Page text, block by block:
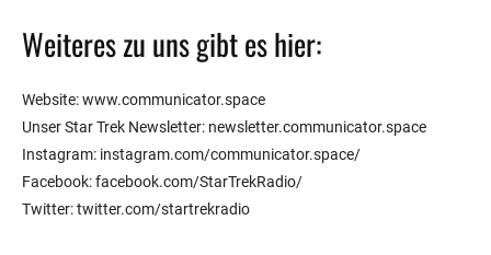
Weiteres zu uns gibt es hier:
Website: www.communicator.space
Unser Star Trek Newsletter: newsletter.communicator.space
Instagram: instagram.com/communicator.space/
Facebook: facebook.com/StarTrekRadio/
Twitter: twitter.com/startrekradio